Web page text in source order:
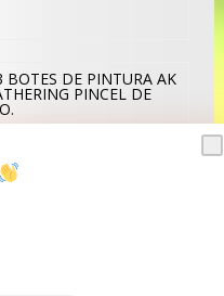
DE PINTURA AK
PINCEL DE